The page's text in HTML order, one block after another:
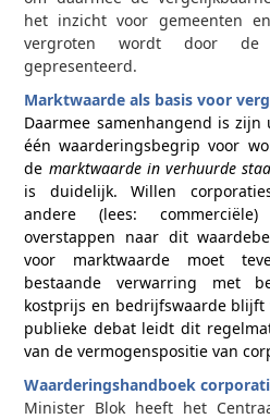
het inzicht voor gemeenten
vergroten wordt door
gepresenteerd.
Marktwaarde als basis voor
Daarmee samenhangend is
één waarderingsbegrip voor
de marktwaarde in verhuurde
is duidelijk. Willen
andere (lees:
overstappen naar dit
voor marktwaarde moet
bestaande verwarring met
kostprijs en bedrijfswaarde blijft
publieke debat leidt dit
van de vermogenspositie van
Waarderingshandboek
Minister Blok heeft het